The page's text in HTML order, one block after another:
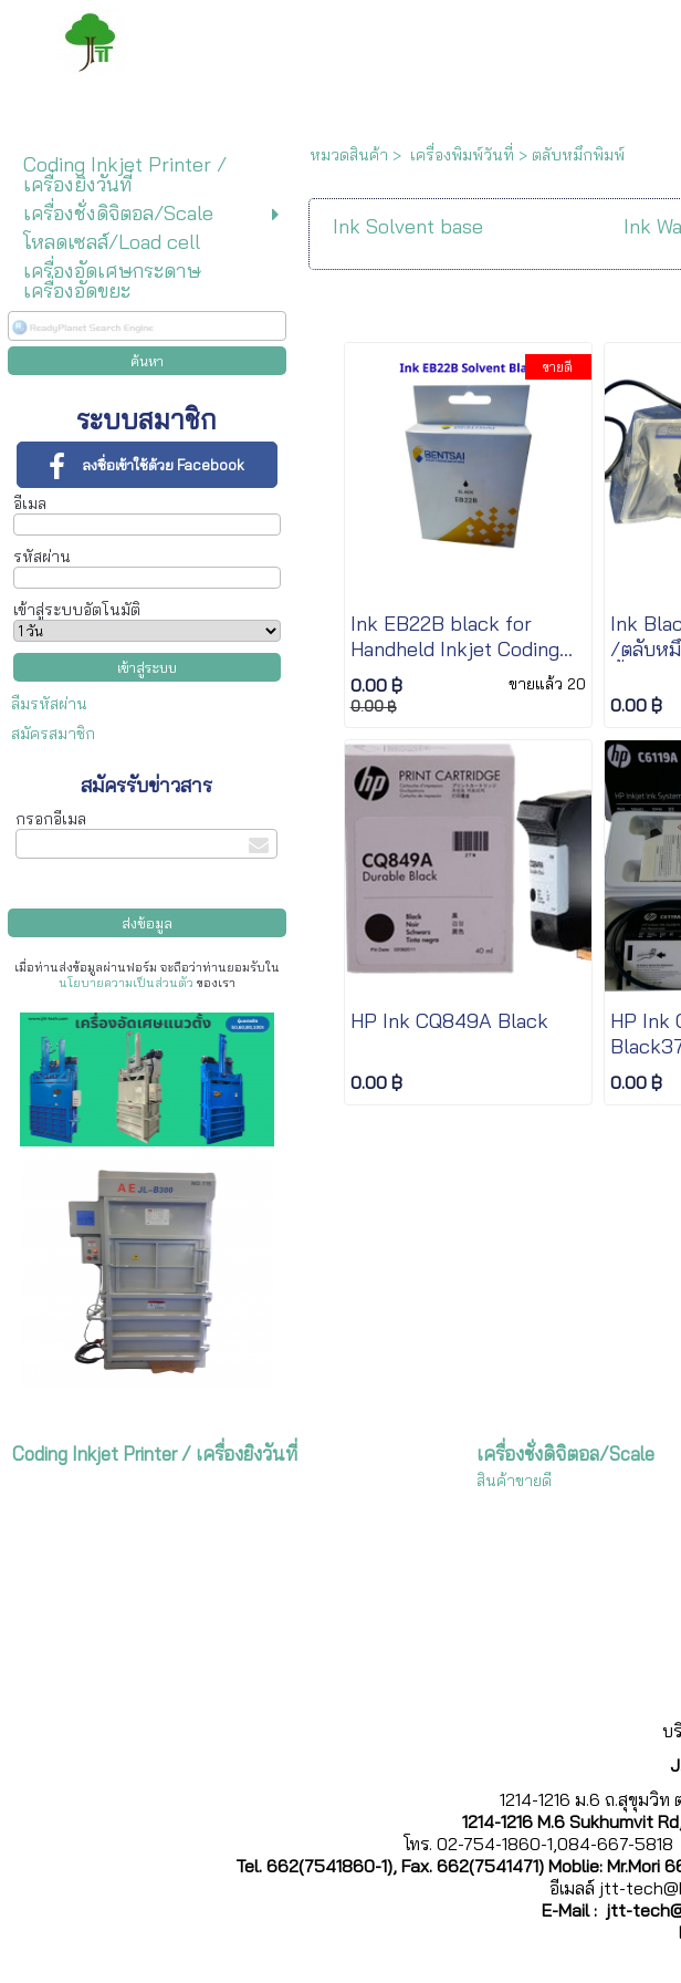
Coding Inkjet Printer /
เครื่องยิงวันที่
เครื่องชั่งดิจิตอล/Scale
โหลดเซลส์/Load cell
เครื่องอัดเศษกระดาษ
เครื่องอัดขยะ
ระบบสมาชิก
ลงชื่อเข้าใช้ด้วย Facebook
อีเมล
รหัสผ่าน
เข้าสู่ระบบอัตโนมัติ
ลืมรหัสผ่าน
สมัครสมาชิก
สมัครรับข่าวสาร
กรอกอีเมล
เมื่อท่านส่งข้อมูลผ่านฟอร์ม จะถือว่าท่านยอมรับใน
นโยบายความเป็นส่วนตัว ของเรา
หมวดสินค้า > เครื่องพิมพ์วันที่ > ตลับหมึกพิมพ์
Ink Solvent base Ink
ขายดี
Ink EB22B black for
Handheld Inkjet Coding
B35 or BT6205
0.00 ฿
0.00 ฿
ขายแล้ว 20
Ink
/ตลับห
0.00 ฿
HP Ink CQ849A Black
0.00 ฿
HP Ink
0.00 ฿
Coding Inkjet Printer / เครื่องยิงวันที่ เครื่องชั่งดิจิตอล/Scale
สินค้าขายดี
บ
1214-1216 ม.6 ถ.สุขุมวิท
1214-1216 M.6 Sukhumvit
โทร. 02-754-1860-1,084-667-
Tel. 662(7541860-1), Fax. 662(7541471) Moblie:
อีเมลล์ jtt-
E-Mail : jtt-